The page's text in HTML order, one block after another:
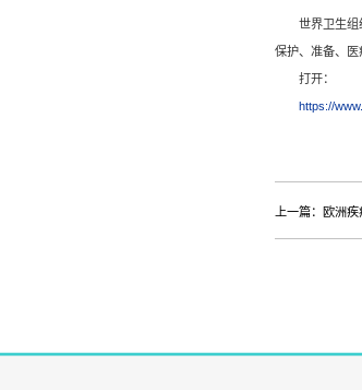
世界卫生
保护、准备、医
打开：
https://
上一篇：欧洲